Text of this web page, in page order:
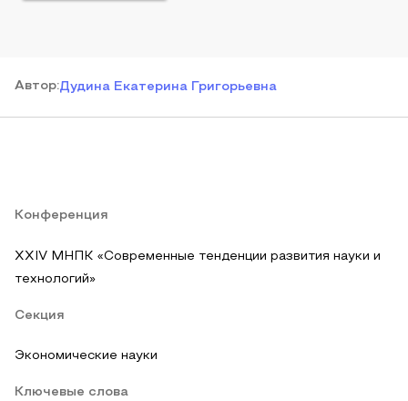
Автор:Дудина Екатерина Григорьевна
Конференция
XXIV МНПК «Современные тенденции развития науки и
технологий»
Секция
Экономические науки
Ключевые слова